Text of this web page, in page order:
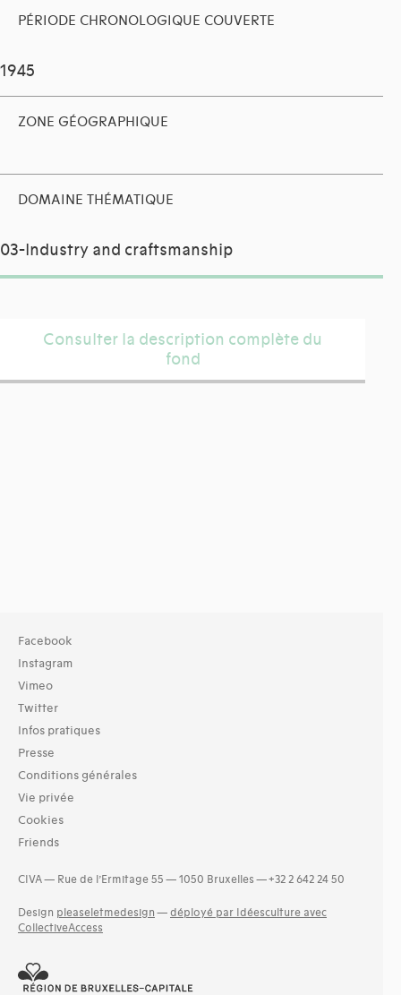
PÉRIODE CHRONOLOGIQUE COUVERTE
1945
ZONE GÉOGRAPHIQUE
DOMAINE THÉMATIQUE
03-Industry and craftsmanship
Consulter la description complète du
fond
Facebook
Instagram
Vimeo
Twitter
Infos pratiques
Presse
Conditions générales
Vie privée
Cookies
Friends
CIVA — Rue de l’Ermitage 55 — 1050 Bruxelles — +32 2 642 24 50
Design pleaseletmedesign — déployé par Idéesculture avec
CollectiveAccess